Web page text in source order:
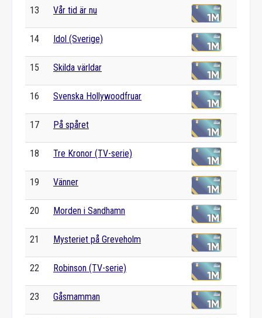
13 Vår tid är nu
14 Idol (Sverige)
15 Skilda världar
16 Svenska Hollywoodfruar
17 På spåret
18 Tre Kronor (TV-serie)
19 Vänner
20 Morden i Sandhamn
21 Mysteriet på Greveholm
22 Robinson (TV-serie)
23 Gåsmamman